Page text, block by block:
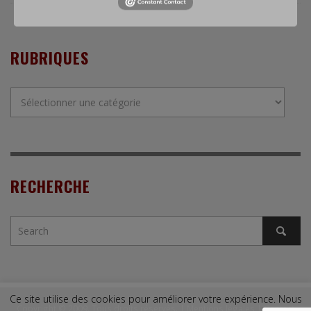
RUBRIQUES
RECHERCHE
Copyright © 2009. Tous droits réservés. | Mentions légales |Contact
Ce site utilise des cookies pour améliorer votre expérience. Nous